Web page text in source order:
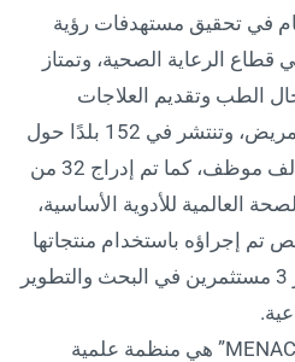
في تحقيق مستهدفات رؤية
في قطاع الرعاية الصحية، وتمتاز
الطب وتقديم العلاجات
والتشخيصات الحديثة إلى المريض، وتنتشر في 152 بلدًا حول
العالم، ولديها أكثر من 100 ألف موظف، كما تم إدراج 32 من
العالمية للأدوية الأساسية،
27 مليار فحص تم إجراؤه باستخدام منتجاتها
التشخيصية، وتنتمي إلى أكبر 3 مستثمرين في البحث والتطوير
يذكر أن “مينكتريمز- MENACTRIMS” هي منظمة علمية